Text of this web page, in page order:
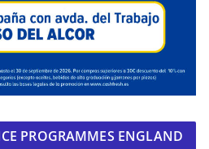
PROGRAMMES ENGLAND